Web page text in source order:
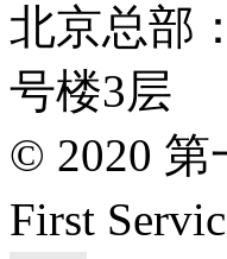
北京总部
号楼3层
© 2020 第
First